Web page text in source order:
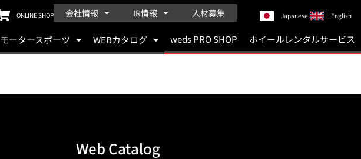
ONLINE SHOP 会社情報 IR情報 人材募集 Japanese English
モータースポーツ WEBカタログ weds PRO SHOP ホイールレンタルサービス
Web Catalog